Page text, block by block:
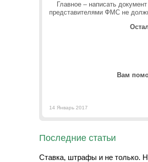
Главное – написать
представителями ФМС не
Вам
14 Январь 2017
Последние статьи
Ставка, штрафы и не только.